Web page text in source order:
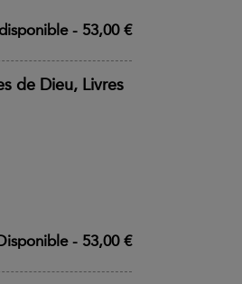
- 53,00 €
de Dieu, Livres
- 53,00 €